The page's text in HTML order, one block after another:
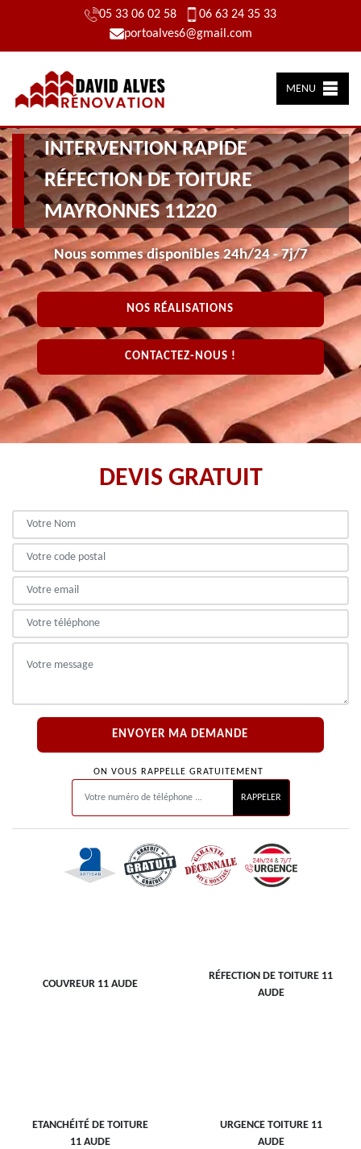
05 33 06 02 58
06 63 24 35 33
portoalves6@gmail.com
MENU
INTERVENTION RAPIDE
RÉFECTION DE TOITURE
MAYRONNES 11220
Nous sommes disponibles 24h/24 - 7j/7
NOS RÉALISATIONS
CONTACTEZ-NOUS !
DEVIS GRATUIT
ON VOUS RAPPELLE GRATUITEMENT
COUVREUR 11 AUDE
RÉFECTION DE TOITURE 11
AUDE
ETANCHÉITÉ DE TOITURE
11 AUDE
URGENCE TOITURE 11
AUDE